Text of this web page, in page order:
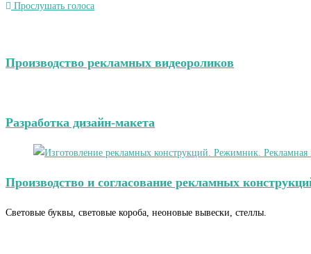
Прослушать голоса
Производство рекламных видеороликов
Разработка дизайн-макета
Производство и согласование рекламных
Световые буквы, световые короба, неоновые вывески, стеллы.